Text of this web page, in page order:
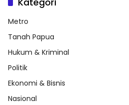
Metro
Tanah Papua
Hukum & Kriminal
Politik
Ekonomi & Bisnis
Nasional